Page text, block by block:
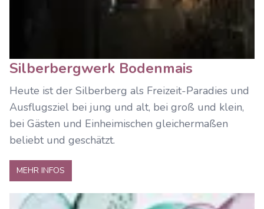
Silberbergwerk Bodenmais
Heute ist der Silberberg als Freizeit-Paradies und
Ausflugsziel bei jung und alt, bei groß und klein,
bei Gästen und Einheimischen gleichermaßen
beliebt und geschätzt.
MEHR INFOS